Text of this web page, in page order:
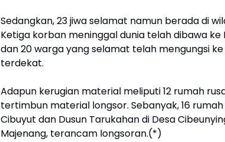
Sedangkan, 23 jiwa selamat namun berada di
Ketiga korban meninggal dunia telah dibawa ke
dan 20 warga yang selamat telah mengungsi
terdekat.
Adapun kerugian material meliputi 12 rumah
tertimbun material longsor. Sebanyak, 16
Cibuyut dan Dusun Tarukahan di Desa
Majenang, terancam longsoran.(*)